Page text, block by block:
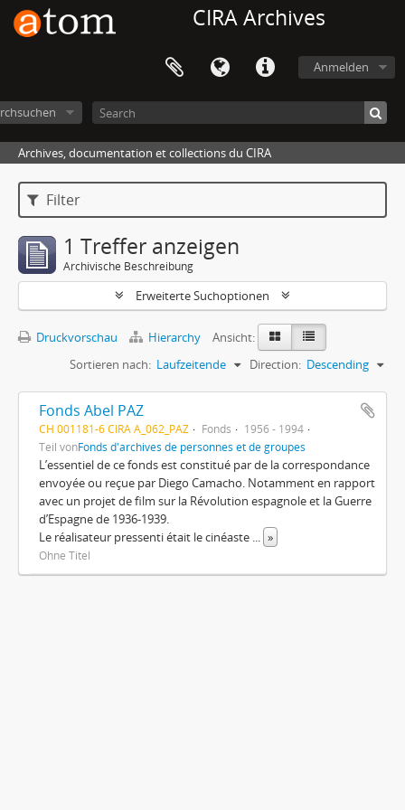
CIRA Archives
Anmelden
Archives, documentation et collections du CIRA
Filter
1 Treffer anzeigen
Archivische Beschreibung
Erweiterte Suchoptionen
Druckvorschau Hierarchy
Ansicht:
Sortieren nach: Laufzeitende Direction: Descending
Fonds Abel PAZ
CH 001181-6 CIRA A_062_PAZ Fonds
1956 - 1994
Teil vonFonds d'archives de personnes et de groupes
L’essentiel de ce fonds est constitué par de la correspondance
envoyée ou reçue par Diego Camacho. Notamment en rapport
avec un projet de film sur la Révolution espagnole et la Guerre
d’Espagne de 1936-1939.
Le réalisateur pressenti était le cinéaste ... »
Ohne Titel